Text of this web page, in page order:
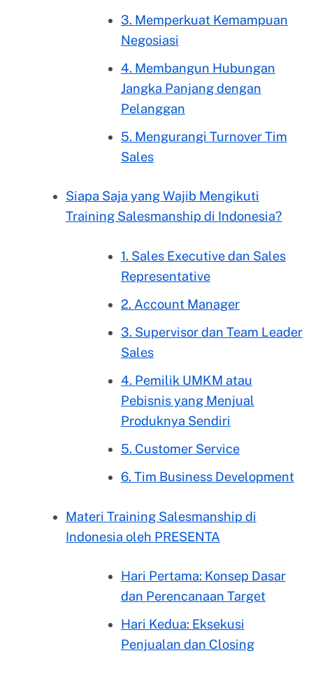
3. Memperkuat Kemampuan
Negosiasi
4. Membangun Hubungan
Jangka Panjang dengan
Pelanggan
5. Mengurangi Turnover Tim
Sales
Siapa Saja yang Wajib Mengikuti
Training Salesmanship di Indonesia?
1. Sales Executive dan Sales
Representative
2. Account Manager
3. Supervisor dan Team Leader
Sales
4. Pemilik UMKM atau
Pebisnis yang Menjual
Produknya Sendiri
5. Customer Service
6. Tim Business Development
Materi Training Salesmanship di
Indonesia oleh PRESENTA
Hari Pertama: Konsep Dasar
dan Perencanaan Target
Hari Kedua: Eksekusi
Penjualan dan Closing